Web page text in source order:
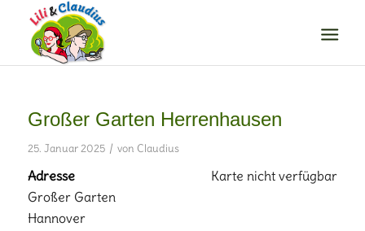
Großer Garten Herrenhausen
25. Januar 2025 / von Claudius
Karte nicht verfügbar
Adresse
Großer Garten
Hannover